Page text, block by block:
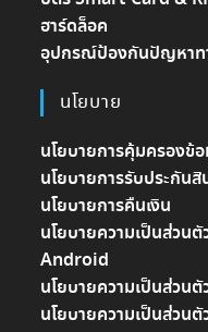
ฮาร์ดล็อค
อุปกรณ์ป้องกันปัญหาท
นโยบาย
นโยบายการคุ้มครองข้
นโยบายการรับประกันสิ
นโยบายการคืนเงิน
นโยบายความเป็นส่วน
Android
นโยบายความเป็นส่วน
นโยบายความเป็นส่วน